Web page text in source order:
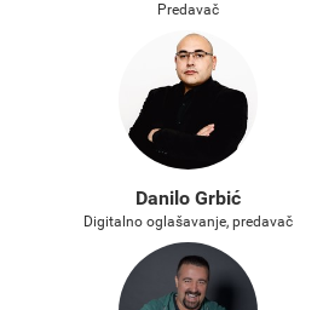
Predavač
Danilo Grbić
Digitalno oglašavanje, predavač